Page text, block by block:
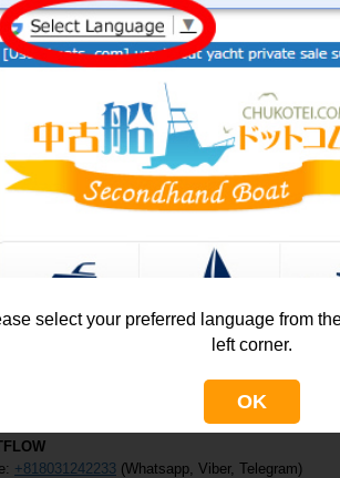
み立てたこともありません。車輪は室内にて保管
合わせ先 (ご質問や見学のお申込は
+818031242233 (Whatsapp, Viber, Telegram)
select your preferred language from
left corner.
OK